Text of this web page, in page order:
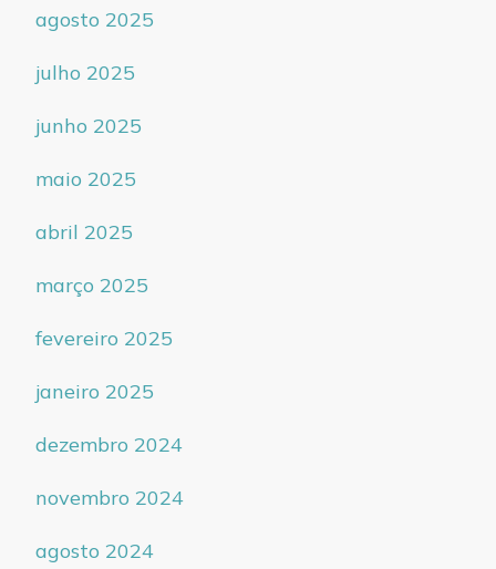
agosto 2025
julho 2025
junho 2025
maio 2025
abril 2025
março 2025
fevereiro 2025
janeiro 2025
dezembro 2024
novembro 2024
agosto 2024